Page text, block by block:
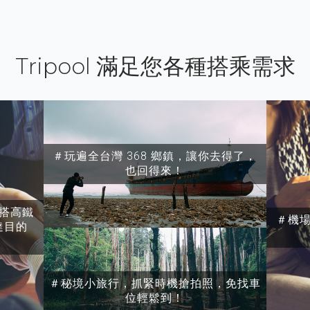
Tripool 滿足您各種搭乘需求
高鐵
目的
＃玩遍全台灣 368 鄉鎮，讓你去得了，
也回得來！
＃秘境小旅行，抓緊時機搶拍照，免找車
位輕鬆到！
＃機